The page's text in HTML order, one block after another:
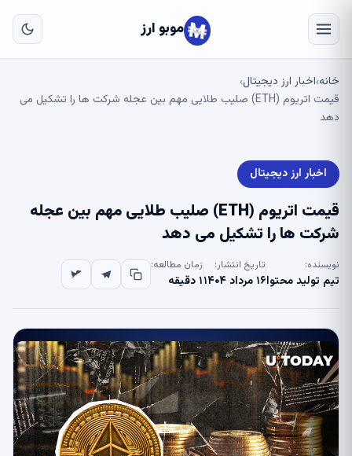
موبو ارز
خانه›اخبار ارز دیجیتال›
قیمت اتریوم (ETH) صلیب طلایی مهم بین عجله شرکت ها را تشکیل می
دهد
اخبار ارز دیجیتال
قیمت اتریوم (ETH) صلیب طلایی مهم بین عجله
شرکت ها را تشکیل می دهد
نویسنده:
تیم تولید محتوا
تاریخ انتشار:
۱۶ مرداد ۱۴۰۴
زمان مطالعه:
۱ دقیقه